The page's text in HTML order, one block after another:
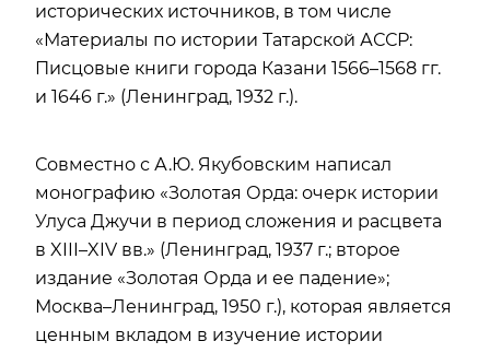
исторических источников, в том числе
«Материалы по истории Татарской АССР:
Писцовые книги города Казани 1566–1568 гг.
и 1646 г.» (Ленинград, 1932 г.).
Совместно с А.Ю. Якубовским написал
монографию «Золотая Орда: очерк истории
Улуса Джучи в период сложения и расцвета
в XIII–XIV вв.» (Ленинград, 1937 г.; второе
издание «Золотая Орда и ее падение»;
Москва–Ленинград, 1950 г.), которая является
ценным вкладом в изучение истории